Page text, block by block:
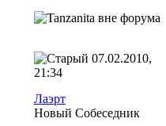
07.02.2010,
21:34
Лаэрт
Новый Собеседник